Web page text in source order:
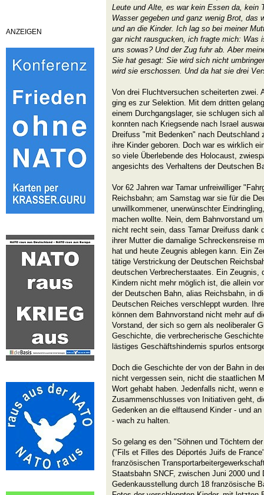
ANZEIGEN
Leute und Alte, es war kein Essen da, kein
Wasser gegeben und ganz wenig Brot, das
und an die Kinder. Ich lag so bei meiner
gar nicht rausgucken, ich fragte mich: Was
uns sowas? Und der Zug fuhr ab. Aber
Sie hat gesagt: Sie wird sich nicht
wird sie erschossen. Und da hat sie drei
Von drei Fluchtversuchen scheiterten zwei.
ging es zur Selektion. Mit dem dritten
einem Durchgangslager, sie schlugen sich
konnten nach Kriegsende nach Israel
Dreifuss "mit Bedenken" nach Deutschland
ihre Kinder geboren. Doch war es wirklich
so viele Überlebende des Holocaust,
angesichts des Verhaltens der Deutschen
Vor 62 Jahren war Tamar unfreiwilliger
Reichsbahn; am Samstag war sie für die
unwillkommener, unerwünschter
machen wollte. Nein, dem Bahnvorstand
nicht recht sein, dass Tamar Dreifuss dank
ihrer Mutter die damalige Schreckensreise
hat und heute Zeugnis ablegen kann. Ein
tätige Verstrickung der Deutschen
deutschen Verbrecherstaates. Ein Zeugnis,
Kindern nicht mehr möglich ist, die allein
der Deutschen Bahn, alias Reichsbahn, in
Deutschen Reiches verschleppt wurden.
können dem Bahnvorstand nicht mehr auf
Vorstand, der sich so gern als neoliberaler
Geschichte, die verbrecherische
lästiges Geschäftshindernis spurlos
Doch die Geschichte der von der Bahn in
nicht vergessen sein, nicht die staatlichen
Wort gehabt haben. Jedenfalls nicht, wenn
Zusammenschlusses von Initiativen geht,
Gedenken an die elftausend Kinder - und
- wach zu halten.
So gelang es den "Söhnen und Töchtern
("Fils et Filles des Déportés Juifs de
französischen
Staatsbahn SNCF, zwischen Juni 2000 und
Gedenkausstellung durch 18 französische